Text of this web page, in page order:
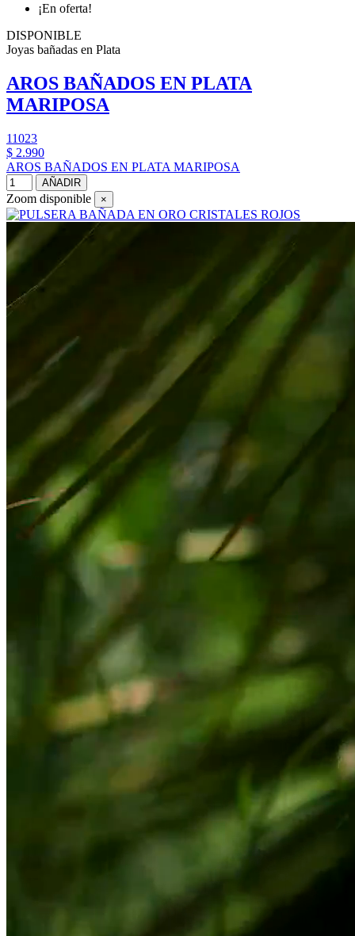
¡En oferta!
DISPONIBLE
Joyas bañadas en Plata
AROS BAÑADOS EN PLATA
MARIPOSA
11023
$ 2.990
AROS BAÑADOS EN PLATA MARIPOSA
AÑADIR
Zoom disponible ×